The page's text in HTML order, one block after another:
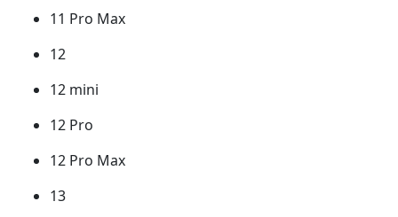
11 Pro Max
12
12 mini
12 Pro
12 Pro Max
13